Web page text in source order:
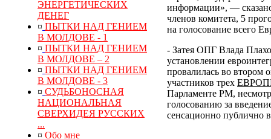
ЭНЕРГЕТИЧЕСКИХ
ДЕНЕГ
¤ ПЫТКИ НАД ГЕНИЕМ
В МОЛДОВЕ - 1
¤ ПЫТКИ НАД ГЕНИЕМ
В МОЛДОВЕ – 2
¤ ПЫТКИ НАД ГЕНИЕМ
В МОЛДОВЕ - 3
¤ СУДЬБОНОСНАЯ
НАЦИОНАЛЬНАЯ
СВЕРХИДЕЯ РУССКИХ
...
¤ Обо мне
информации», —
членов комитета, 5
на голосование всего
- Затея ОПГ Влада
установлении
провалилась во втором
участников трех
Парламенте РМ,
голосованию за
сенсационно публично